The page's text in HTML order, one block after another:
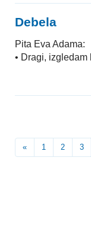
Debela
Pita Eva Adama:
• Dragi,
« 1 2 3